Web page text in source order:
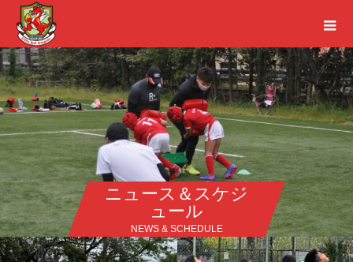
ニュース＆スケジ
ュール
NEWS & SCHEDULE